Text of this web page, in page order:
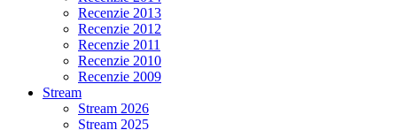
Recenzie 2013
Recenzie 2012
Recenzie 2011
Recenzie 2010
Recenzie 2009
Stream
Stream 2026
Stream 2025